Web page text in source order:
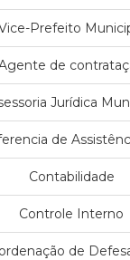
Prefeito
de
Jurídica
de
Contabilidade
Controle Interno
de